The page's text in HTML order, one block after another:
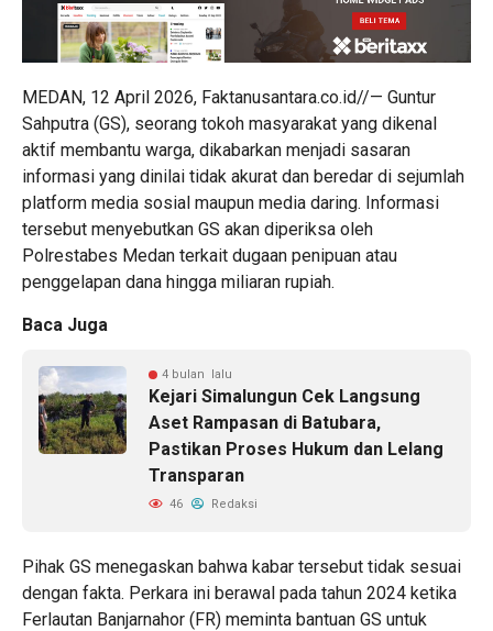
MEDAN, 12 April 2026, Faktanusantara.co.id//— Guntur
Sahputra (GS), seorang tokoh masyarakat yang dikenal
aktif membantu warga, dikabarkan menjadi sasaran
informasi yang dinilai tidak akurat dan beredar di sejumlah
platform media sosial maupun media daring. Informasi
tersebut menyebutkan GS akan diperiksa oleh
Polrestabes Medan terkait dugaan penipuan atau
penggelapan dana hingga miliaran rupiah.
Baca Juga
4 bulan lalu
Kejari Simalungun Cek Langsung
Aset Rampasan di Batubara,
Pastikan Proses Hukum dan Lelang
Transparan
46 Redaksi
Pihak GS menegaskan bahwa kabar tersebut tidak sesuai
dengan fakta. Perkara ini berawal pada tahun 2024 ketika
Ferlautan Banjarnahor (FR) meminta bantuan GS untuk